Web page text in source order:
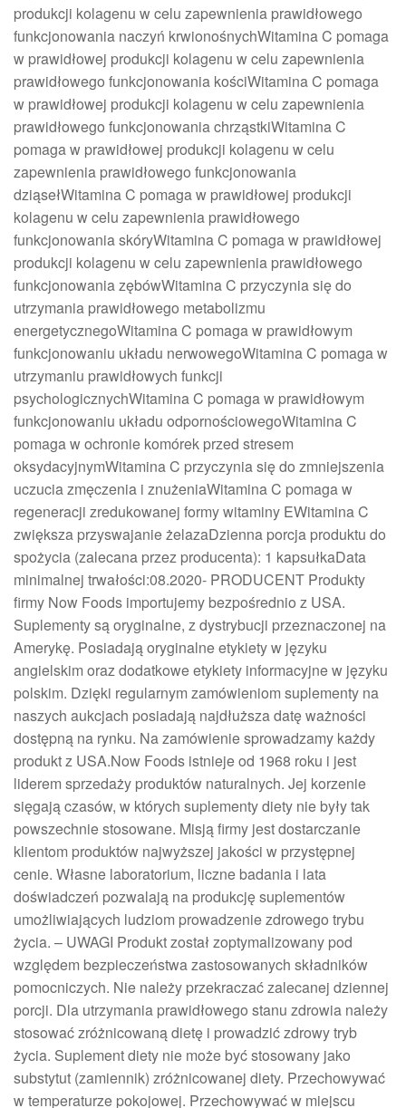
produkcji kolagenu w celu zapewnienia prawidłowego
funkcjonowania naczyń krwionośnychWitamina C pomaga
w prawidłowej produkcji kolagenu w celu zapewnienia
prawidłowego funkcjonowania kościWitamina C pomaga
w prawidłowej produkcji kolagenu w celu zapewnienia
prawidłowego funkcjonowania chrząstkiWitamina C
pomaga w prawidłowej produkcji kolagenu w celu
zapewnienia prawidłowego funkcjonowania
dziąsełWitamina C pomaga w prawidłowej produkcji
kolagenu w celu zapewnienia prawidłowego
funkcjonowania skóryWitamina C pomaga w prawidłowej
produkcji kolagenu w celu zapewnienia prawidłowego
funkcjonowania zębówWitamina C przyczynia się do
utrzymania prawidłowego metabolizmu
energetycznegoWitamina C pomaga w prawidłowym
funkcjonowaniu układu nerwowegoWitamina C pomaga w
utrzymaniu prawidłowych funkcji
psychologicznychWitamina C pomaga w prawidłowym
funkcjonowaniu układu odpornościowegoWitamina C
pomaga w ochronie komórek przed stresem
oksydacyjnymWitamina C przyczynia się do zmniejszenia
uczucia zmęczenia i znużeniaWitamina C pomaga w
regeneracji zredukowanej formy witaminy EWitamina C
zwiększa przyswajanie żelazaDzienna porcja produktu do
spożycia (zalecana przez producenta): 1 kapsułkaData
minimalnej trwałości:08.2020- PRODUCENT Produkty
firmy Now Foods importujemy bezpośrednio z USA.
Suplementy są oryginalne, z dystrybucji przeznaczonej na
Amerykę. Posiadają oryginalne etykiety w języku
angielskim oraz dodatkowe etykiety informacyjne w języku
polskim. Dzięki regularnym zamówieniom suplementy na
naszych aukcjach posiadają najdłuższa datę ważności
dostępną na rynku. Na zamówienie sprowadzamy każdy
produkt z USA.Now Foods istnieje od 1968 roku i jest
liderem sprzedaży produktów naturalnych. Jej korzenie
sięgają czasów, w których suplementy diety nie były tak
powszechnie stosowane. Misją firmy jest dostarczanie
klientom produktów najwyższej jakości w przystępnej
cenie. Własne laboratorium, liczne badania i lata
doświadczeń pozwalają na produkcję suplementów
umożliwiających ludziom prowadzenie zdrowego trybu
życia. – UWAGI Produkt został zoptymalizowany pod
względem bezpieczeństwa zastosowanych składników
pomocniczych. Nie należy przekraczać zalecanej dziennej
porcji. Dla utrzymania prawidłowego stanu zdrowia należy
stosować zróżnicowaną dietę i prowadzić zdrowy tryb
życia. Suplement diety nie może być stosowany jako
substytut (zamiennik) zróżnicowanej diety. Przechowywać
w temperaturze pokojowej. Przechowywać w miejscu